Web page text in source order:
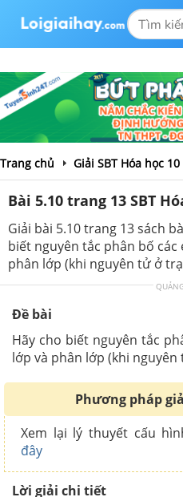
Trang chủ Giải SBT Hóa học 10
Bài 5.10 trang 13 SBT
Giải bài 5.10 trang 13 sách
biết nguyên tắc phân bố
phân lớp (khi nguyên tử ở
Đề bài
Hãy cho biết nguyên tắc
lớp và phân lớp (khi
Phương pháp
Xem lại lý thuyết cấu
đây
Lời giải chi tiết